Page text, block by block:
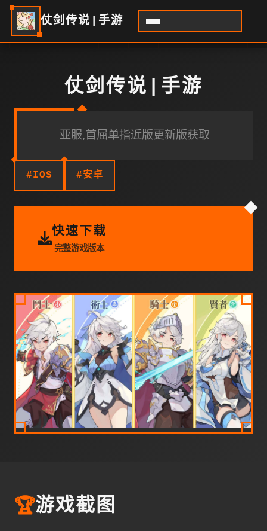
仗剑传说|手游
仗剑传说|手游
亚服,首屈单指近版更新版获取
#IOS #安卓
快速下载
完整游戏版本
🏆游戏截图